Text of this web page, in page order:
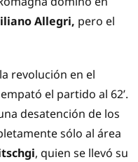
Allegri, pero el
revolución en el
el partido al 62’.
desatención de los
sólo al área
, quien se llevó su